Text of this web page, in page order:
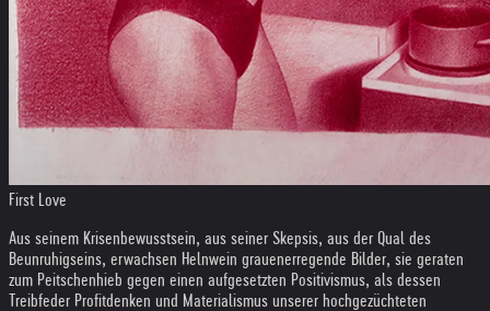
First Love
Aus seinem Krisenbewusstsein, aus seiner Skepsis, aus der Qual des
Beunruhigseins, erwachsen Helnwein grauenerregende Bilder, sie geraten
zum Peitschenhieb gegen einen aufgesetzten Positivismus, als dessen
Treibfeder Profitdenken und Materialismus unserer hochgezüchteten